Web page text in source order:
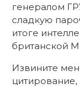
генералом
сладкую
итоге
британской
Извините